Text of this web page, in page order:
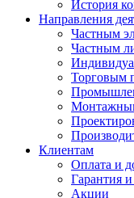
История
Направления
Частным
Частным
Торговым
Клиентам
Оплата и
Гарантия и
Акции